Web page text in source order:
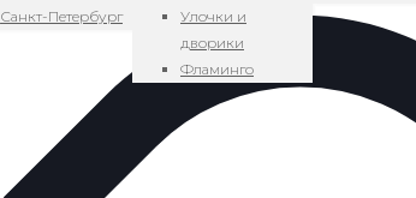
Санкт-Петербург
Улочки и
дворики
Фламинго